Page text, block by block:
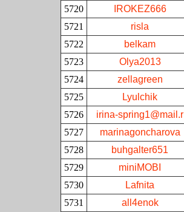
5720
IROKEZ666
5721
risla
5722
belkam
5723
Olya2013
5724
zellagreen
5725
Lyulchik
5726
irina-spring1@mail.r
5727
marinagoncharova
5728
buhgalter651
5729
miniMOBI
5730
Lafnita
5731
all4enok